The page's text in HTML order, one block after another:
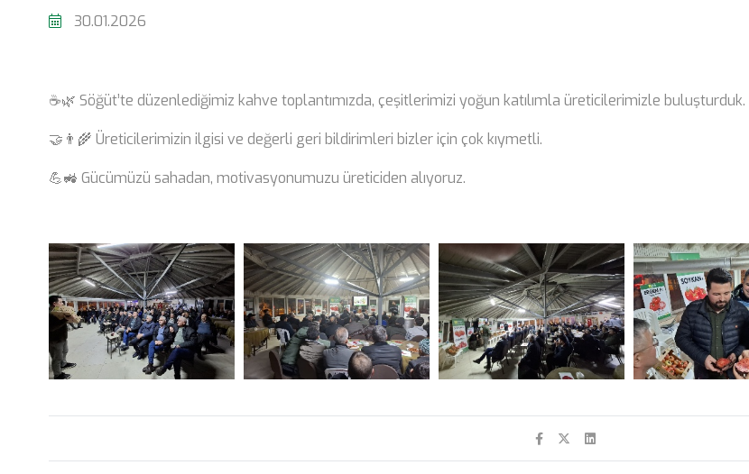
30.01.2026
☕🌿 Söğüt’te düzenlediğimiz kahve toplantımızda, çeşitlerimizi yoğun katılımla üreticilerimizle buluşturduk.
🤝👨‍🌾 Üreticilerimizin ilgisi ve değerli geri bildirimleri bizler için çok kıymetli.
💪🚜 Gücümüzü sahadan, motivasyonumuzu üreticiden alıyoruz.